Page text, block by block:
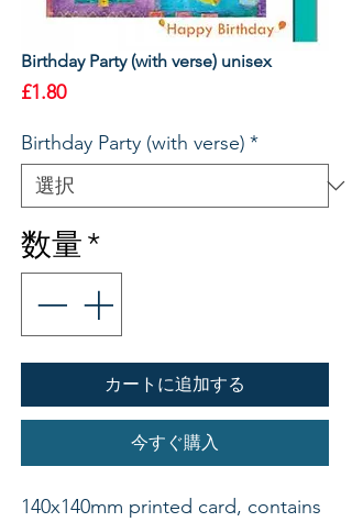
Birthday Party (with verse) unisex
£1.80価
Birthday Party (with verse) *
数量*
カートに追加する
今すぐ購入
140x140mm printed card, contains